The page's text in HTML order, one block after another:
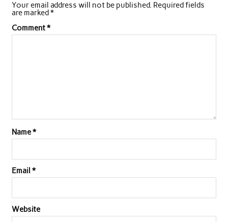
Your email address will not be published. Required fields
are marked*
Comment*
Name*
Email *
Website